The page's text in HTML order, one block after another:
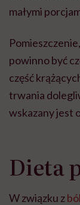
małymi
powinno być
część
trwania
wskazany jest
Dieta
W związku z